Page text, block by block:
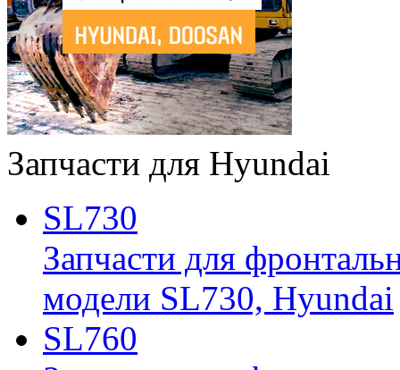
Запчасти для Hyundai
SL730
Запчасти для
модели SL730, Hyundai
SL760